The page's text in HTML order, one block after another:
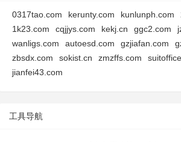
0317tao.com kerunty.com kunlunph.com
1k23.com
cqjjys.com kekj.cn ggc2.com
wanligs.com
autoesd.com gzjiafan.com
zbsdx.com
sokist.cn zmzffs.com
jianfei43.com
工具导航